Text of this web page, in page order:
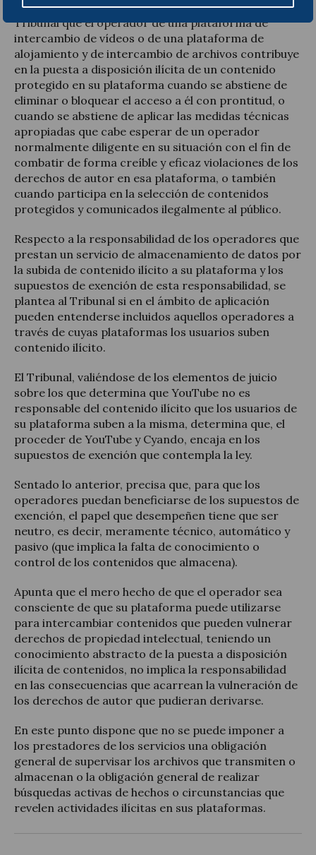
Con base en los hechos anteriores, concluye el
Tribunal que el operador de una plataforma de
intercambio de vídeos o de una plataforma de
alojamiento y de intercambio de archivos contribuye
en la puesta a disposición ilícita de un contenido
protegido en su plataforma cuando se abstiene de
eliminar o bloquear el acceso a él con prontitud, o
cuando se abstiene de aplicar las medidas técnicas
apropiadas que cabe esperar de un operador
normalmente diligente en su situación con el fin de
combatir de forma creíble y eficaz violaciones de los
derechos de autor en esa plataforma, o también
cuando participa en la selección de contenidos
protegidos y comunicados ilegalmente al público.
Respecto a la responsabilidad de los operadores que
prestan un servicio de almacenamiento de datos por
la subida de contenido ilícito a su plataforma y los
supuestos de exención de esta responsabilidad, se
plantea al Tribunal si en el ámbito de aplicación
pueden entenderse incluidos aquellos operadores a
través de cuyas plataformas los usuarios suben
contenido ilícito.
El Tribunal, valiéndose de los elementos de juicio
sobre los que determina que YouTube no es
responsable del contenido ilícito que los usuarios de
su plataforma suben a la misma, determina que, el
proceder de YouTube y Cyando, encaja en los
supuestos de exención que contempla la ley.
Sentado lo anterior, precisa que, para que los
operadores puedan beneficiarse de los supuestos de
exención, el papel que desempeñen tiene que ser
neutro, es decir, meramente técnico, automático y
pasivo (que implica la falta de conocimiento o
control de los contenidos que almacena).
Apunta que el mero hecho de que el operador sea
consciente de que su plataforma puede utilizarse
para intercambiar contenidos que pueden vulnerar
derechos de propiedad intelectual, teniendo un
conocimiento abstracto de la puesta a disposición
ilícita de contenidos, no implica la responsabilidad
en las consecuencias que acarrean la vulneración de
los derechos de autor que pudieran derivarse.
En este punto dispone que no se puede imponer a
los prestadores de los servicios una obligación
general de supervisar los archivos que transmiten o
almacenan o la obligación general de realizar
búsquedas activas de hechos o circunstancias que
revelen actividades ilícitas en sus plataformas.